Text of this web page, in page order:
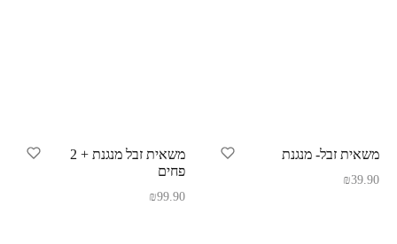
משאית זבל- מנגנת
₪39.90
משאית זבל מנגנת + 2
פחים
₪99.90